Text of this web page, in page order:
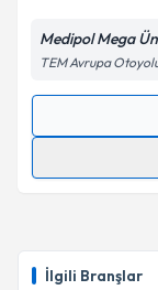
İlgili Branşlar
Medipol Mega
TEM Avrupa Otoyolu
Randevu